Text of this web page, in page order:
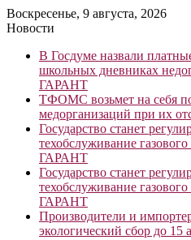
Воскресенье, 9 августа, 2026
Новости
В Госдуме назвали
школьных дневниках
ГАРАНТ
ТФОМС возьмет на себя
медорганизаций при их
Государство станет
техобслуживание
ГАРАНТ
Государство станет
техобслуживание
ГАРАНТ
Производители и
экологический сбор до